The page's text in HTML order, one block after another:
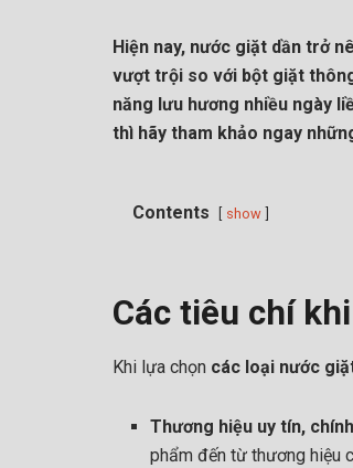
Hiện nay, nước giặt dần trở
vượt trội so với bột giặt
năng lưu hương nhiều ngày
thì hãy tham khảo ngay
Contents show
Các tiêu chí
Khi lựa chọn các loại nước
Thương hiệu uy tín,
phẩm đến từ thương hiệu